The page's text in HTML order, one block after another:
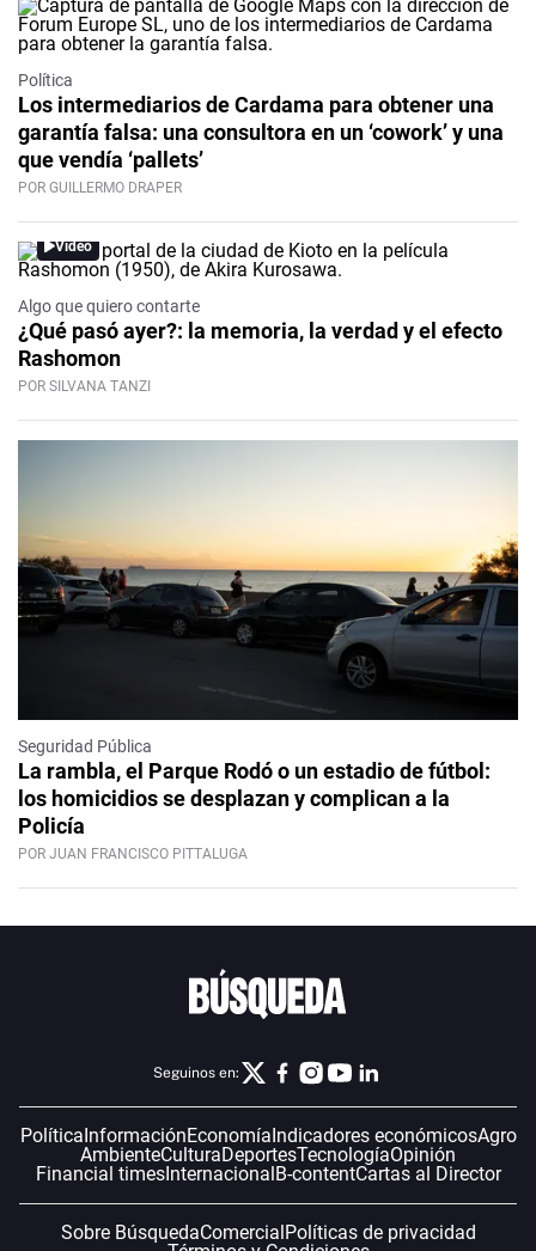
Política
Los intermediarios de Cardama para obtener una
garantía falsa: una consultora en un ‘cowork’ y una
que vendía ‘pallets’
POR GUILLERMO DRAPER
Video
Algo que quiero contarte
¿Qué pasó ayer?: la memoria, la verdad y el efecto
Rashomon
POR SILVANA TANZI
Seguridad Pública
La rambla, el Parque Rodó o un estadio de fútbol:
los homicidios se desplazan y complican a la
Policía
POR JUAN FRANCISCO PITTALUGA
Seguinos en:
PolíticaInformaciónEconomíaIndicadores económicosAgro
AmbienteCulturaDeportesTecnologíaOpinión
Financial timesInternacionalB-contentCartas al Director
Sobre BúsquedaComercialPolíticas de privacidad